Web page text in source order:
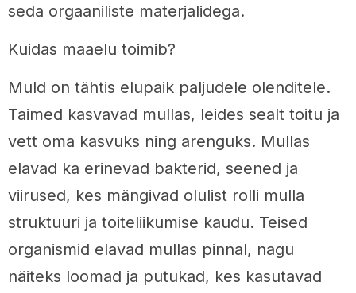
seda orgaaniliste materjalidega.
Kuidas maaelu toimib?
Muld on tähtis elupaik paljudele olenditele.
Taimed kasvavad mullas, leides sealt toitu ja
vett oma kasvuks ning arenguks. Mullas
elavad ka erinevad bakterid, seened ja
viirused, kes mängivad olulist rolli mulla
struktuuri ja toiteliikumise kaudu. Teised
organismid elavad mullas pinnal, nagu
näiteks loomad ja putukad, kes kasutavad